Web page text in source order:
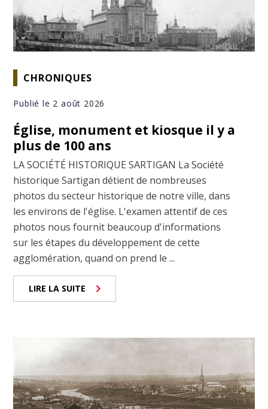
CHRONIQUES
Publié le 2 août 2026
Église, monument et kiosque il y a
plus de 100 ans
LA SOCIÉTÉ HISTORIQUE SARTIGAN La Société
historique Sartigan détient de nombreuses
photos du secteur historique de notre ville, dans
les environs de l'église. L'examen attentif de ces
photos nous fournit beaucoup d'informations
sur les étapes du développement de cette
agglomération, quand on prend le ...
LIRE LA SUITE